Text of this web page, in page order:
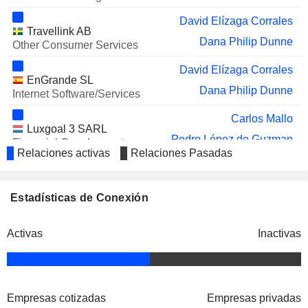
Travellink AB
Other Consumer Services
David Elízaga Corrales
Dana Philip Dunne
EnGrande SL
Internet Software/Services
David Elízaga Corrales
Dana Philip Dunne
Luxgoal 3 SARL
Financial Conglomerates
Carlos Mallo
Pedro López de Guzman
Benoit Vauchy
GEO Travel Pacific Pty Ltd.
David Elízaga Corrales
Opodo SL
Relaciones activas Relaciones Pasadas
Estadísticas de Conexión
Activas Inactivas
Empresas cotizadas Empresas privadas